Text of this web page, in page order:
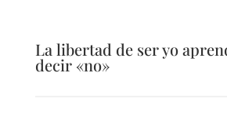
La libertad de ser yo
decir «no»